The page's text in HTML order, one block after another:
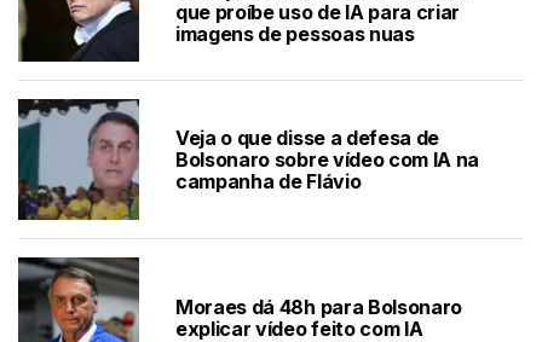
que proíbe uso de IA para criar
imagens de pessoas nuas
Veja o que disse a defesa de
Bolsonaro sobre vídeo com IA na
campanha de Flávio
Moraes dá 48h para Bolsonaro
explicar vídeo feito com IA